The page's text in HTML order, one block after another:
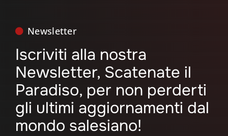
Newsletter
Iscriviti alla nostra
Newsletter, Scatenate il
Paradiso, per non perderti
gli ultimi aggiornamenti dal
mondo salesiano!